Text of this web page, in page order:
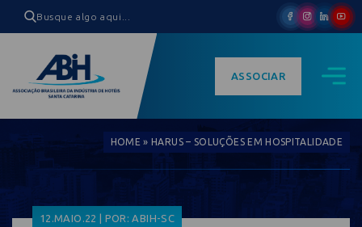
ASSOCIAR
HOME »HARUS – SOLUÇÕES EM HOSPITALIDADE
12.MAIO.22 | POR: ABIH-SC